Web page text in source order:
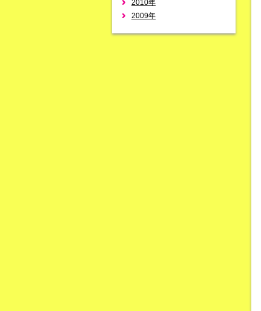
2010年
2009年